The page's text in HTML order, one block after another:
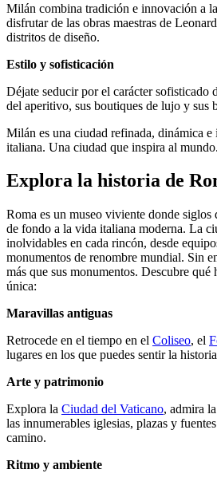
Milán combina tradición e innovación a
disfrutar de las obras maestras de
distritos de diseño.
Estilo y sofisticación
Déjate seducir por el carácter sofisticado
del aperitivo, sus boutiques de lujo y sus
Milán es una ciudad refinada, dinámica
italiana. Una ciudad que inspira al mundo.
Explora la historia de
Roma es un museo viviente donde siglos
de fondo a la vida italiana moderna. La
inolvidables en cada rincón, desde
monumentos de renombre mundial. Sin
más que sus monumentos. Descubre qué
única:
Maravillas antiguas
Retrocede en el tiempo en el Coliseo, el
lugares en los que puedes sentir la
Arte y patrimonio
Explora la Ciudad del Vaticano, admira
las innumerables iglesias, plazas y
camino.
Ritmo y ambiente